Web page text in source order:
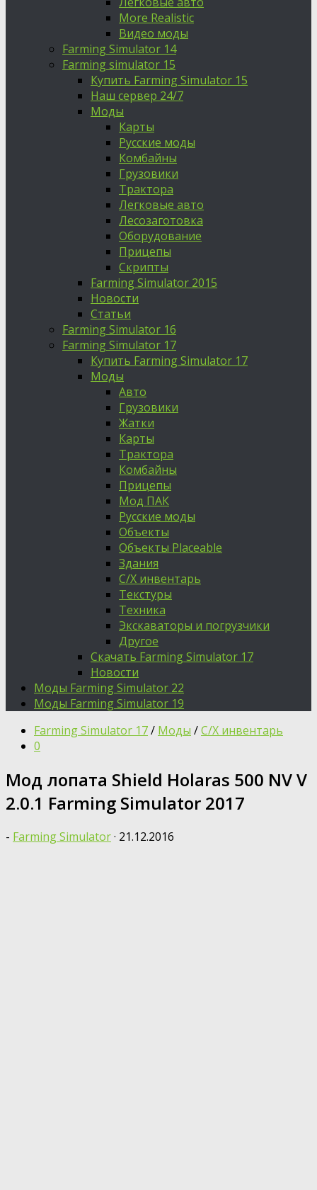
More Realistic
Видео моды
Farming Simulator 14
Farming simulator 15
Купить Farming Simulator 15
Наш сервер 24/7
Моды
Карты
Русские моды
Комбайны
Грузовики
Трактора
Легковые авто
Лесозаготовка
Оборудование
Прицепы
Скрипты
Farming Simulator 2015
Новости
Статьи
Farming Simulator 16
Farming Simulator 17
Купить Farming Simulator 17
Моды
Авто
Грузовики
Жатки
Карты
Трактора
Комбайны
Прицепы
Мод ПАК
Русские моды
Объекты
Объекты Placeable
Здания
С/Х инвентарь
Текстуры
Техника
Экскаваторы и погрузчики
Другое
Скачать Farming Simulator 17
Новости
Моды Farming Simulator 22
Моды Farming Simulator 19
Farming Simulator 17/ Моды /С/Х инвентарь
0
Мод лопата Shield Holaras 500 NV V
2.0.1 Farming Simulator 2017
- Farming Simulator· 21.12.2016